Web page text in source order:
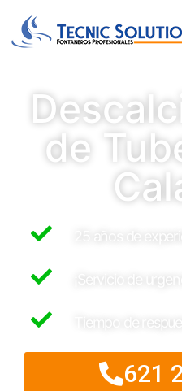
de
25 años de
¡Servicio de
Tiempo de
621